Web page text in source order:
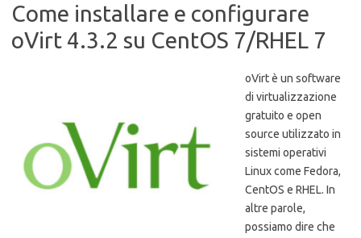
Come installare e configurare
oVirt 4.3.2 su CentOS 7/RHEL 7
oVirt è un software
di virtualizzazione
gratuito e open
source utilizzato in
sistemi operativi
Linux come Fedora,
CentOS e RHEL. In
altre parole,
possiamo dire che